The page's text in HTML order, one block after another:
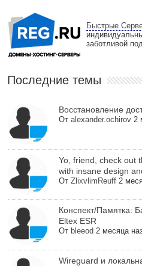
Быстрые
заботливой
Последние темы
Восстановление
От alexander.ochirov 2
Yo, friend, check out
with insane design
От ZlixvlimReuff 2
Конспект/Памятка:
Eltex ESR
От bleeod 2 месяца
Wireguard и